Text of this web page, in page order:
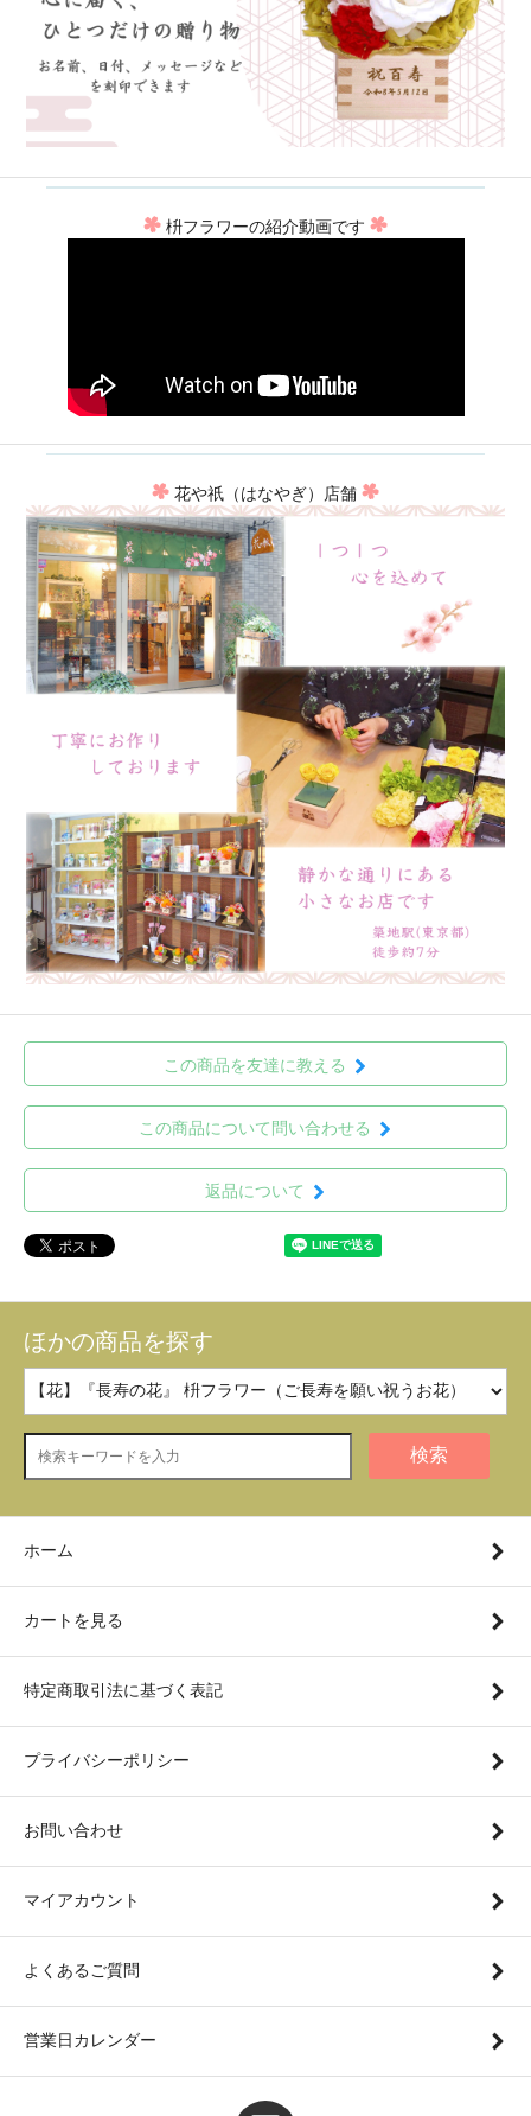
枡フラワーの紹介動画です
花や祇（はなやぎ）店舗
この商品を友達に教える
この商品について問い合わせる
返品について
ほかの商品を探す
検索
ホーム
カートを見る
特定商取引法に基づく表記
プライバシーポリシー
お問い合わせ
マイアカウント
よくあるご質問
営業日カレンダー